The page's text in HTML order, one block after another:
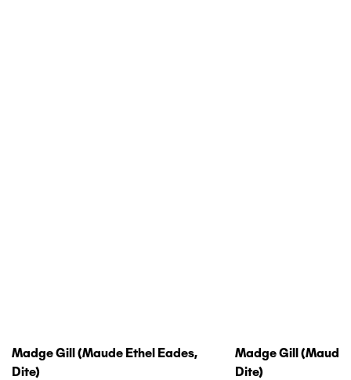
Madge Gill (maude Ethel Eades,
Dite)
Madge Gill (maude
Dite)